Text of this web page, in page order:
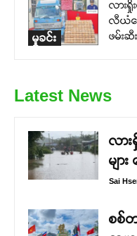
မှုခင်း
လား
လီယံကျ
ဖမ်းဆီ
Latest News
လား
မျာ
Sai
စစ်တ